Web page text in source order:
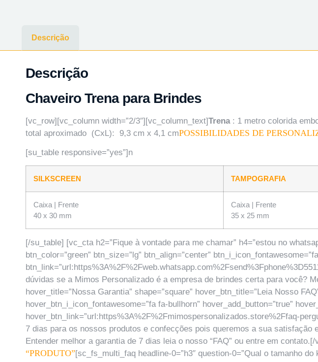
Descrição
Descrição
Chaveiro Trena para Brindes
[vc_row][vc_column width=”2/3″][vc_column_text]Trena: 1 metro colorida
total aproximado (CxL): 9,3 cm x 4,1 cmPOSSIBILIDADES DE
[su_table responsive=”yes”]n
SILKSCREEN TAMPOGRAFIA
Caixa | Frente
40 x 30 mm
Caixa | Frente
35 x 25 mm
[/su_table] [vc_cta h2=”Fique à vontade para me chamar” h4=”estou no
btn_color=”green” btn_size=”lg” btn_align=”center”
dúvidas se a Mimos Personalizado é a empresa de brindes certa para você?
hover_title=”Nossa Garantia” shape=”square” hover_btn_title=”Leia Nosso
hover_btn_i_icon_fontawesome=”fa fa-bullhorn” hover_add_button=”true”
hover_btn_link=”url:https%3A%2F%2Fmimospersonalizados.store%2Ffaq-
7 dias para os nossos produtos e confecções pois queremos a sua
Entender melhor a garantia de 7 dias leia o nosso “FAQ” ou entre em contato.[/
“PRODUTO”[sc_fs_multi_faq headline-0=”h3″ question-0=”Qual o tamanho